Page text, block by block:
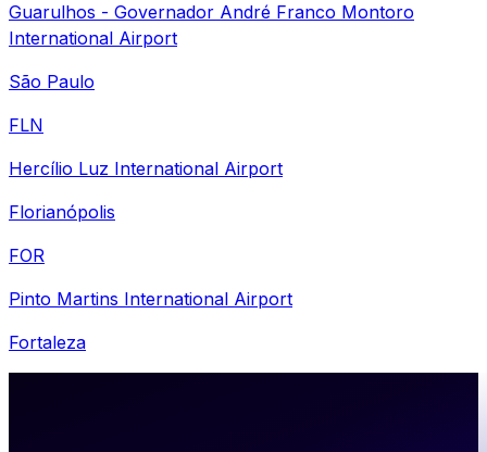
Guarulhos - Governador André Franco Montoro
International Airport
São Paulo
FLN
Hercílio Luz International Airport
Florianópolis
FOR
Pinto Martins International Airport
Fortaleza